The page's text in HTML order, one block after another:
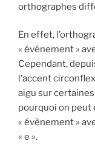
orthographes
En effet,
« événement »
Cependant,
l’accent
aigu sur certaines
pourquoi on peut
« évènement »
« e ».